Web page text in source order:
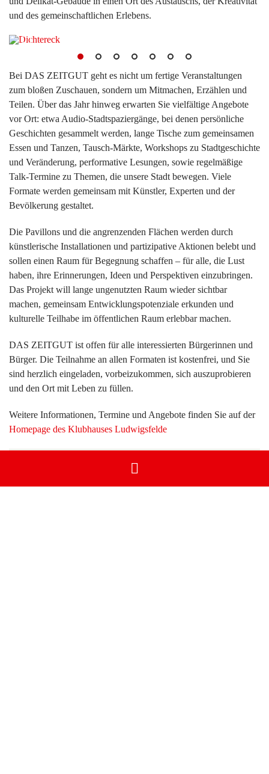
und des gemeinschaftlichen Erlebens.
Bei DAS ZEITGUT geht es nicht um fertige Veranstaltungen
zum bloßen Zuschauen, sondern um Mitmachen, Erzählen und
Teilen. Über das Jahr hinweg erwarten Sie vielfältige Angebote
vor Ort: etwa Audio-Stadtspaziergänge, bei denen persönliche
Geschichten gesammelt werden, lange Tische zum gemeinsamen
Essen und Tanzen, Tausch-Märkte, Workshops zu Stadtgeschichte
und Veränderung, performative Lesungen, sowie regelmäßige
Talk-Termine zu Themen, die unsere Stadt bewegen. Viele
Formate werden gemeinsam mit Künstler, Experten und der
Bevölkerung gestaltet.
Die Pavillons und die angrenzenden Flächen werden durch
künstlerische Installationen und partizipative Aktionen belebt und
sollen einen Raum für Begegnung schaffen – für alle, die Lust
haben, ihre Erinnerungen, Ideen und Perspektiven einzubringen.
Das Projekt will lange ungenutzten Raum wieder sichtbar
machen, gemeinsam Entwicklungspotenziale erkunden und
kulturelle Teilhabe im öffentlichen Raum erlebbar machen.
DAS ZEITGUT ist offen für alle interessierten Bürgerinnen und
Bürger. Die Teilnahme an allen Formaten ist kostenfrei, und Sie
sind herzlich eingeladen, vorbeizukommen, sich auszuprobieren
und den Ort mit Leben zu füllen.
Weitere Informationen, Termine und Angebote finden Sie auf der
Homepage des Klubhauses Ludwigsfelde
Los geht es jetzt am Montag, den 2. März um15 Uhr mit
der Spazierplauderei. Die Künstlerin Therese Schmidt lädt